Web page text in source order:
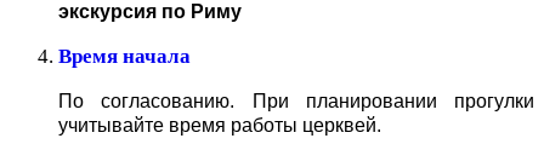
экскурсия по Риму
Время начала
По согласованию. При планировании прогулки
учитывайте время работы церквей.